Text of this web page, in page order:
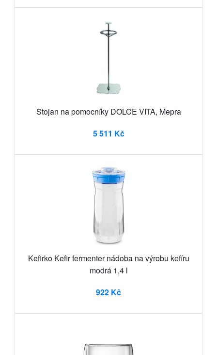
Stojan na pomocníky DOLCE VITA, Mepra
5 511 Kč
Kefirko Kefir fermenter nádoba na výrobu kefíru
modrá 1,4 l
922 Kč